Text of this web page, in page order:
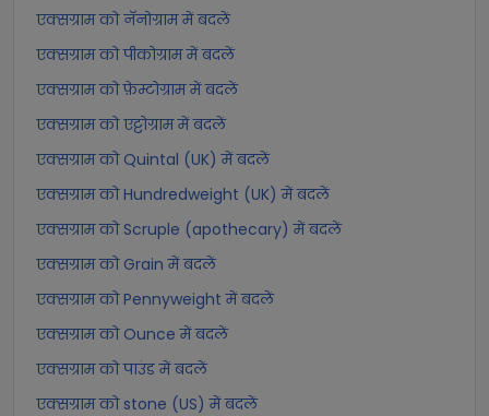
एक्सग्राम को नॅनोग्राम में बदलें
एक्सग्राम को पीकोग्राम में बदलें
एक्सग्राम को फ़ेम्टोग्राम में बदलें
एक्सग्राम को एट्टोग्राम में बदलें
एक्सग्राम को Quintal (UK) में बदलें
एक्सग्राम को Hundredweight (UK) में बदलें
एक्सग्राम को Scruple (apothecary) में बदलें
एक्सग्राम को Grain में बदलें
एक्सग्राम को Pennyweight में बदलें
एक्सग्राम को Ounce में बदलें
एक्सग्राम को पाउंड में बदलें
एक्सग्राम को stone (US) में बदलें